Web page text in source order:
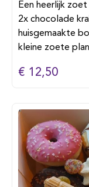
Een heerlijk
2x chocolade
huisgemaakte
kleine zoete
€ 12,50